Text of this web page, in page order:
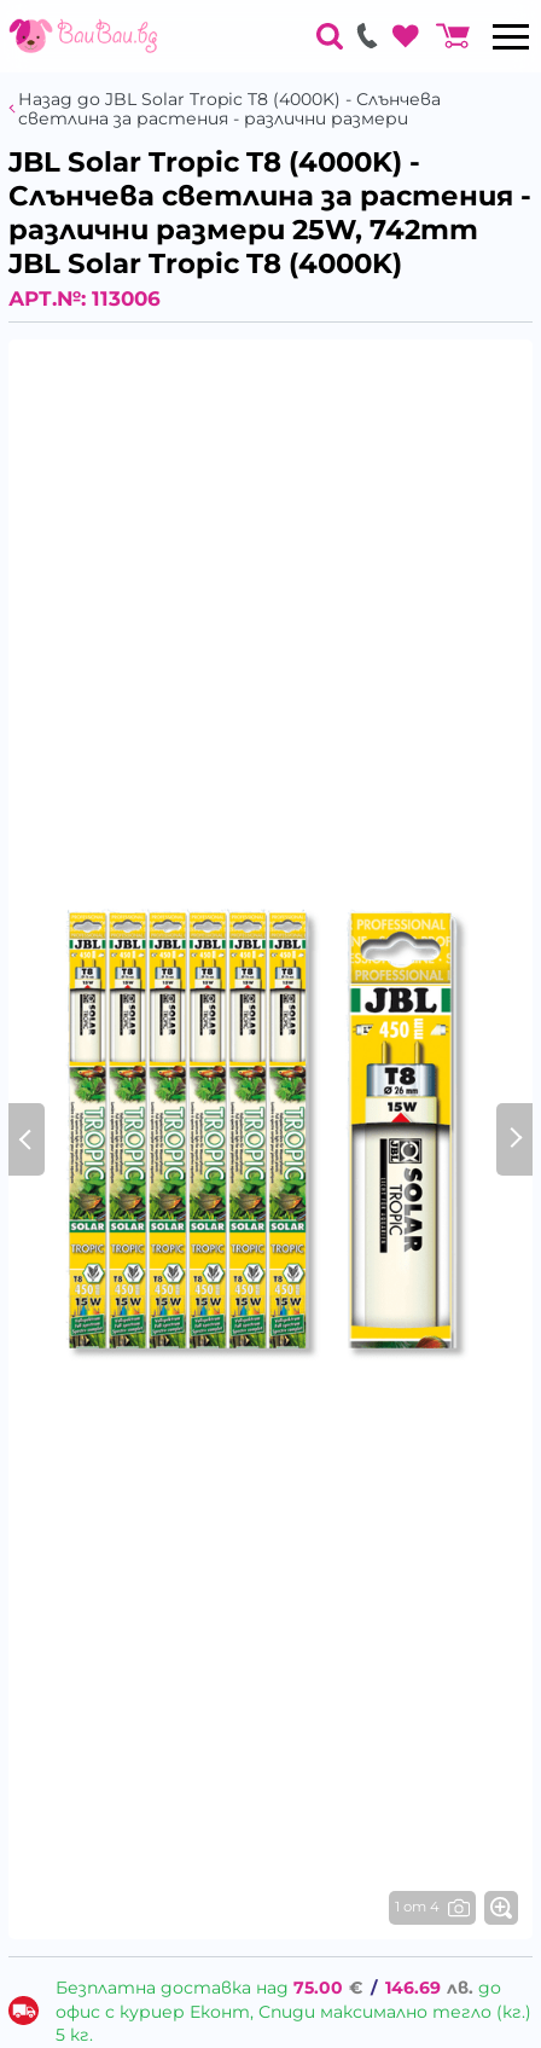
Назад до JBL Solar Tropic T8 (4000K) - Слънчева
светлина за растения - различни размери
JBL Solar Tropic T8 (4000K) -
Слънчева светлина за растения -
различни размери 25W, 742mm
JBL Solar Tropic T8 (4000K)
АРТ.№: 113006
1 от 4
Безплатна доставка над 75.00 € / 146.69 лв. до
офис с куриер Еконт, Спиди максимално тегло (кг.)
5 кг.